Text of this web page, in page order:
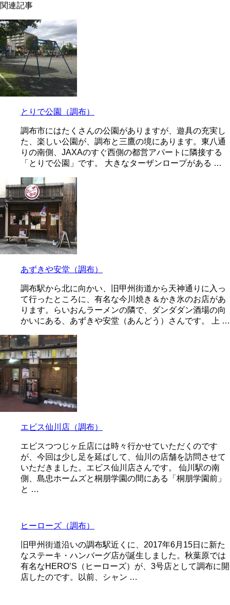
関連記事
とりで公園（調布）
調布市にはたくさんの公園がありますが、遊具の充実し
た、楽しい公園が、調布と三鷹の境にあります。東八通
りの南側、JAXAのすぐ西側の都営アパートに隣接する
「とりで公園」です。 大きなターザンロープがある …
あずきや安堂（調布）
調布駅から北に向かい、旧甲州街道から天神通りに入っ
て行ったところに、有名な今川焼き＆かき氷のお店があ
ります。らいおんラーメンの隣で、ダンダダン酒場の向
かいにある、あずきや安堂（あんどう）さんです。 上 …
エビス仙川店（調布）
エビスつつじヶ丘店には時々行かせていただくのです
が、今回は少し足を延ばして、仙川の店舗を訪問させて
いただきました。エビス仙川店さんです。 仙川駅の南
側、島忠ホームズと桐朋学園の間にある「桐朋学園前」
と …
ヒーローズ（調布）
旧甲州街道沿いの調布駅近くに、2017年6月15日に新た
なステーキ・ハンバーグ店が誕生しました。秋葉原では
有名なHERO’S（ヒーローズ）が、3号店として調布に開
店したのです。以前、シャン …